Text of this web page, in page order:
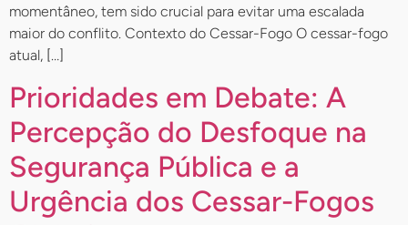
momentâneo, tem sido crucial para evitar uma escalada
maior do conflito. Contexto do Cessar-Fogo O cessar-fogo
atual, […]
Prioridades em Debate: A
Percepção do Desfoque na
Segurança Pública e a
Urgência dos Cessar-Fogos